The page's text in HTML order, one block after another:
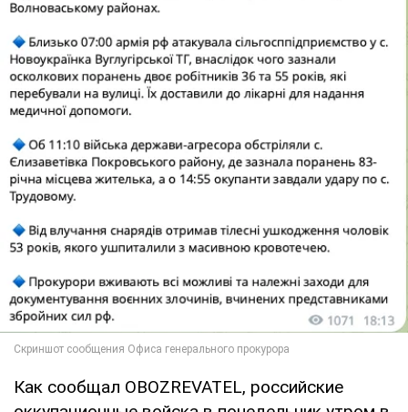
Как сообщал OBOZREVATEL, российские